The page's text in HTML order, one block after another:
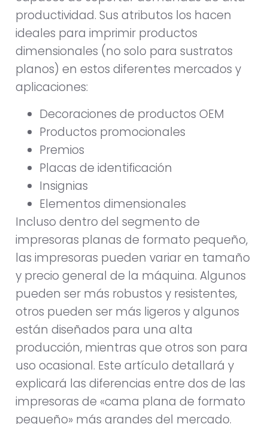
productividad. Sus atributos los hacen
ideales para imprimir productos
dimensionales (no solo para sustratos
planos) en estos diferentes mercados y
aplicaciones:
Decoraciones de productos OEM
Productos promocionales
Premios
Placas de identificación
Insignias
Elementos dimensionales
Incluso dentro del segmento de
impresoras planas de formato pequeño,
las impresoras pueden variar en tamaño
y precio general de la máquina. Algunos
pueden ser más robustos y resistentes,
otros pueden ser más ligeros y algunos
están diseñados para una alta
producción, mientras que otros son para
uso ocasional. Este artículo detallará y
explicará las diferencias entre dos de las
impresoras de «cama plana de formato
pequeño» más grandes del mercado.